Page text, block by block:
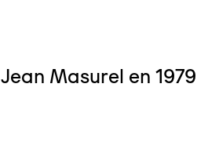
Masurel en 1979